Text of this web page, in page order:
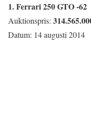
1. Ferrari 250 GTO -62
Auktionspris:
Datum: 14 augusti 2014